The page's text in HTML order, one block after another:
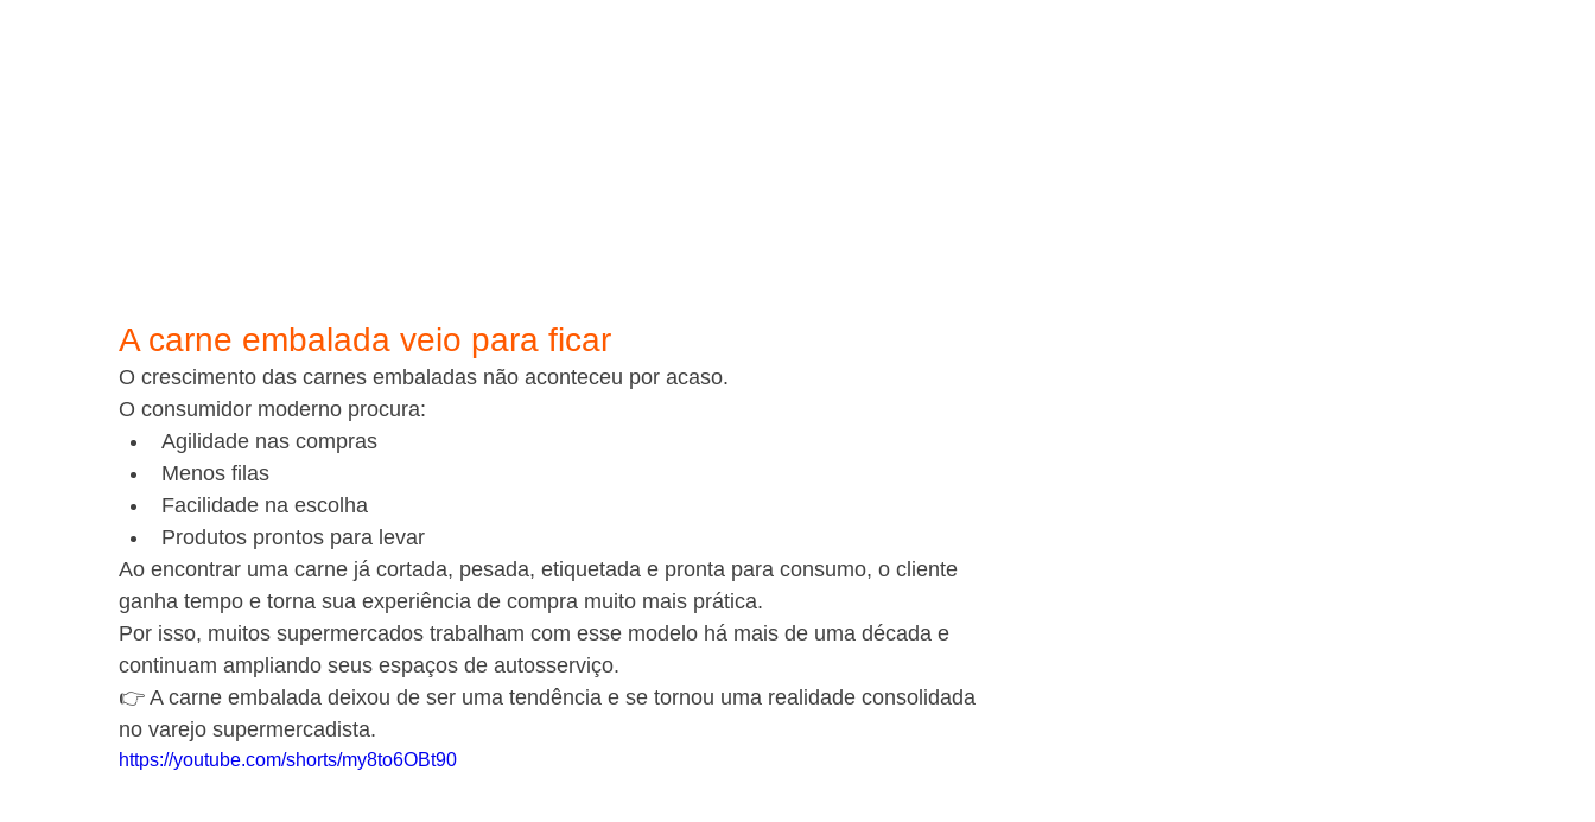
A carne embalada veio para ficar
O crescimento das carnes embaladas não aconteceu por acaso.
O consumidor moderno procura:
Agilidade nas compras
Menos filas
Facilidade na escolha
Produtos prontos para levar
Ao encontrar uma carne já cortada, pesada, etiquetada e pronta para consumo, o cliente
ganha tempo e torna sua experiência de compra muito mais prática.
Por isso, muitos supermercados trabalham com esse modelo há mais de uma década e
continuam ampliando seus espaços de autosserviço.
👉 A carne embalada deixou de ser uma tendência e se tornou uma realidade consolidada
no varejo supermercadista.
https://youtube.com/shorts/my8to6OBt90